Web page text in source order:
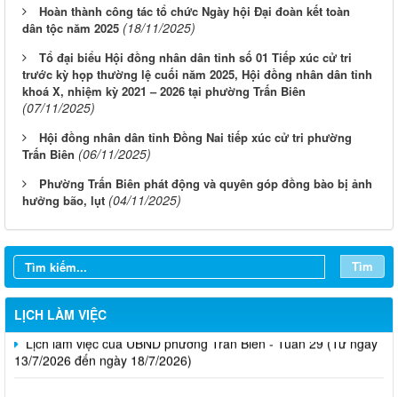
Hoàn thành công tác tổ chức Ngày hội Đại đoàn kết toàn
dân tộc năm 2025 (18/11/2025)
Tổ đại biểu Hội đồng nhân dân tỉnh số 01 Tiếp xúc cử tri
trước kỳ họp thường lệ cuối năm 2025, Hội đồng nhân dân tỉnh
khoá X, nhiệm kỳ 2021 – 2026 tại phường Trấn Biên
(07/11/2025)
Hội đồng nhân dân tỉnh Đồng Nai tiếp xúc cử tri phường
Trấn Biên (06/11/2025)
Phường Trấn Biên phát động và quyên góp đồng bào bị ảnh
hưởng bão, lụt (04/11/2025)
Tìm
LỊCH LÀM VIỆC
03/8/2026 đến ngày 08/8/2026)
Lịch làm việc của UBND phường Trấn Biên - Tuần 30 (Từ ngày
20/7/2026 đến ngày 25/7/2026)
Lịch làm việc của UBND phường Trấn Biên - Tuần 29 (Từ ngày
13/7/2026 đến ngày 18/7/2026)